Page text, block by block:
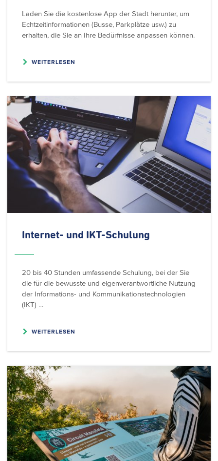
Laden Sie die kostenlose App der Stadt herunter, um
Echtzeitinformationen (Busse, Parkplätze usw.) zu
erhalten, die Sie an Ihre Bedürfnisse anpassen können.
WEITERLESEN
Internet- und IKT-Schulung
20 bis 40 Stunden umfassende Schulung, bei der Sie
die für die bewusste und eigenverantwortliche Nutzung
der Informations- und Kommunikationstechnologien
(IKT) …
WEITERLESEN